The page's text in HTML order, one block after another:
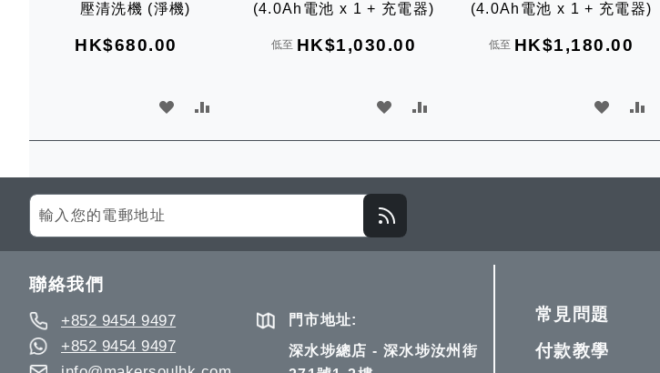
壓清洗機 (淨機)
HK$680.00
入 入
(4.0Ah電池 x 1 + 充電器)
低至 HK$1,030.00
入
望
清
入
(4.0Ah電池 x 1 + 充電器)
低至 HK$1,180.00
入 入
Sign
Up
for
Our
聯絡我們
+852 9454 9497
+852 9454 9497
門市地址:
深水埗總店 - 深水埗汝州街
常見問題
付款教學